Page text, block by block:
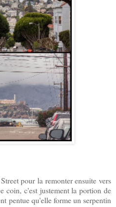
pour la remonter ensuite vers
coin, c'est justement la portion de
pentue qu'elle forme un serpentin